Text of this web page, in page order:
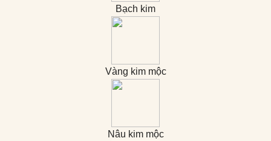
Bạch kim
Vàng kim mộc
Nâu kim mộc